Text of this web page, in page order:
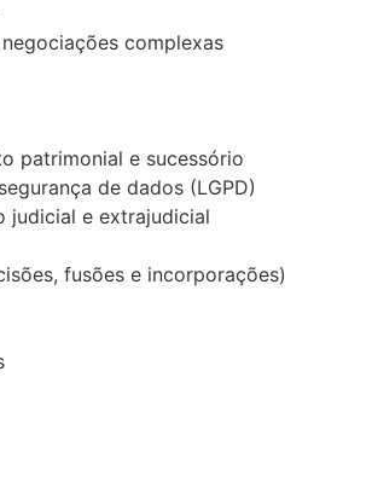
complexas
patrimonial e sucessório
de dados (LGPD)
judicial e extrajudicial
fusões e incorporações)